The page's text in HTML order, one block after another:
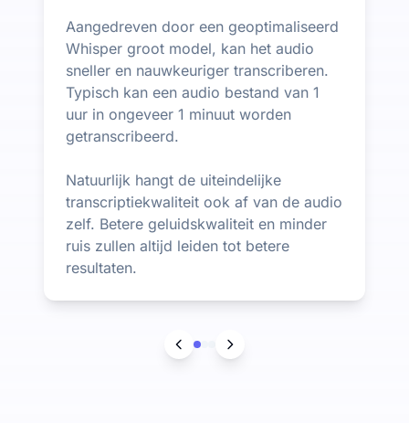
Aangedreven door een geoptimaliseerd
Whisper groot model, kan het audio
sneller en nauwkeuriger transcriberen.
Typisch kan een audio bestand van 1
uur in ongeveer 1 minuut worden
getranscribeerd.
Natuurlijk hangt de uiteindelijke
transcriptiekwaliteit ook af van de audio
zelf. Betere geluidskwaliteit en minder
ruis zullen altijd leiden tot betere
resultaten.